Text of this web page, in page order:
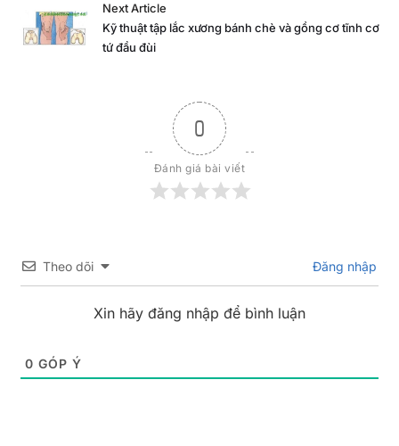
Next Article
Kỹ thuật tập lắc xương bánh chè và gồng cơ tĩnh cơ
tứ đầu đùi
0
Đánh giá bài viết
Theo dõi Đăng nhập
Xin hãy đăng nhập để bình luận
0 GÓP Ý